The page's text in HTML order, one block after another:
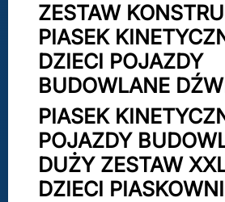
ZESTAW
PIASEK
DZIECI POJAZDY
BUDOWLANE
PIASEK
POJAZDY
DUŻY ZESTAW
DZIECI